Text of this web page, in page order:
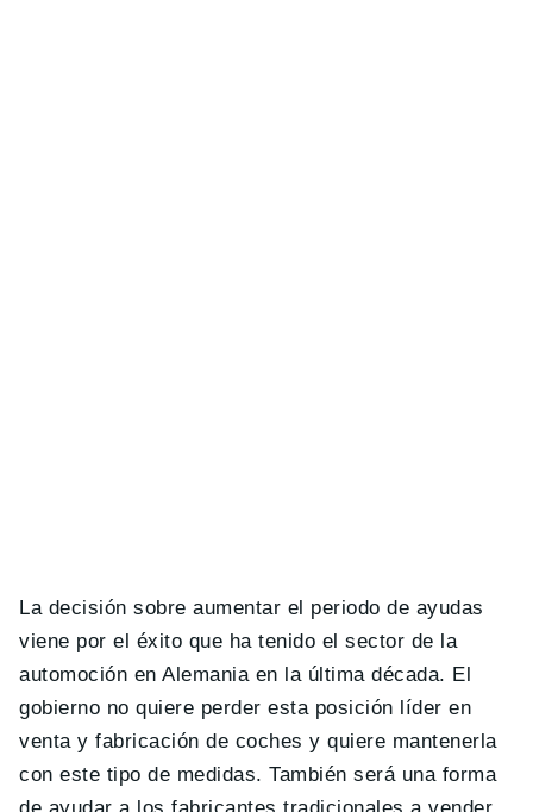
La decisión sobre aumentar el periodo de ayudas
viene por el éxito que ha tenido el sector de la
automoción en Alemania en la última década. El
gobierno no quiere perder esta posición líder en
venta y fabricación de coches y quiere mantenerla
con este tipo de medidas. También será una forma
de ayudar a los fabricantes tradicionales a vender